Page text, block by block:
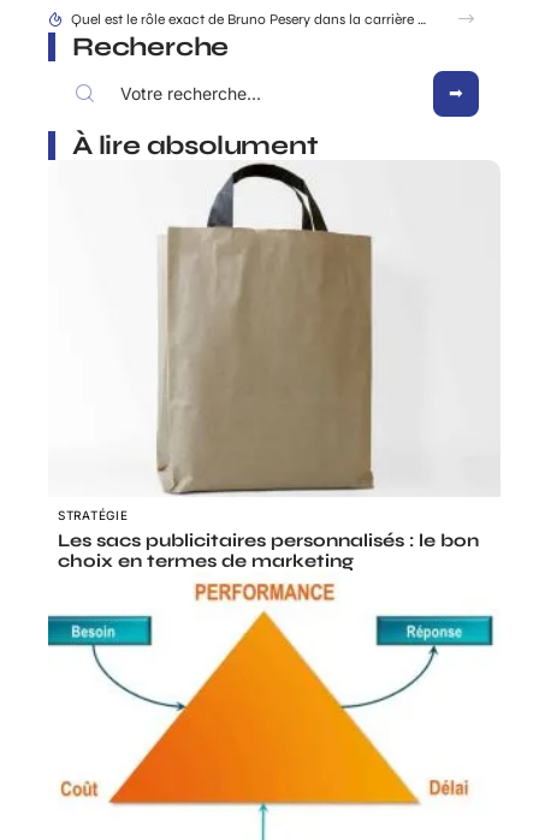
Quel est le rôle exact de Bruno Pesery dans la carrière d’Isabelle Carré ?
Recherche
À lire absolument
STRATÉGIE
Les sacs publicitaires personnalisés : le bon
choix en termes de marketing